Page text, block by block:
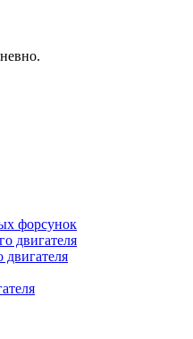
форсунок
двигателя